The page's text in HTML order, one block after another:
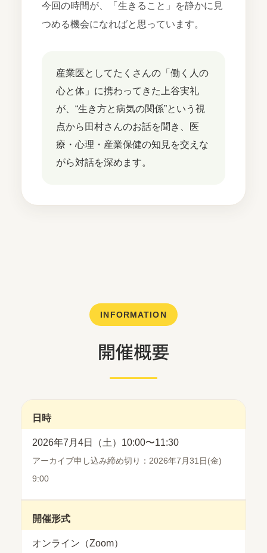
今回の時間が、「生きること」を静かに見
つめる機会になればと思っています。
産業医としてたくさんの「働く人の
心と体」に携わってきた上谷実礼
が、“生き方と病気の関係”という視
点から田村さんのお話を聞き、医
療・心理・産業保健の知見を交えな
がら対話を深めます。
INFORMATION
開催概要
日時
2026年7月4日（土）10:00〜11:30
アーカイブ申し込み締め切り：2026年7月31日(金)
9:00
開催形式
オンライン（Zoom）